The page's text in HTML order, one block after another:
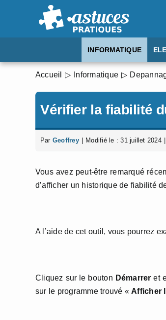
INFORMATIQUE
Accueil Informatique
Vérifier la fiabilité
Par Geoffrey Modifié le : 31 juillet 2024
Vous avez peut-être remarqué
d’afficher un historique de fiabilité
A l’aide de cet outil, vous pourrez
Cliquez sur le bouton Démarrer et
sur le programme trouvé « Afficher